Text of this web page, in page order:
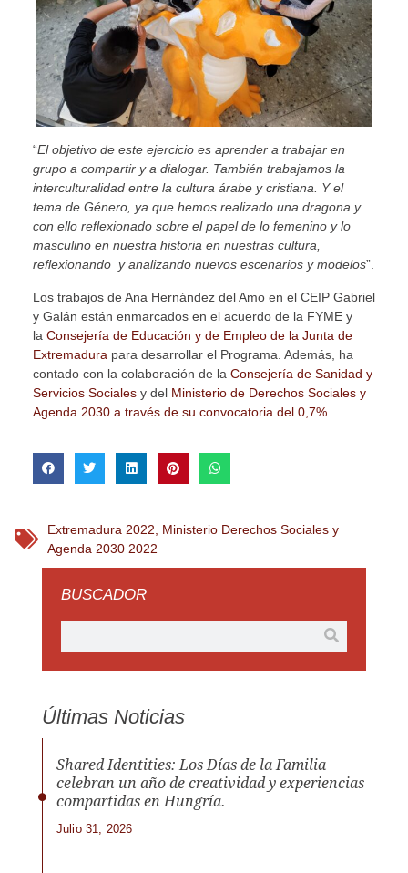
“El objetivo de este ejercicio es aprender a trabajar en
grupo a compartir y adialogar. También trabajamos la
interculturalidad entre la cultura árabe y cristiana. Y el
tema de Género, ya que hemos realizado una dragona y
con ello reflexionado sobre el papel de lo femenino y lo
masculino en nuestra historia en nuestras cultura,
reflexionando y analizando nuevos escenarios y modelos”.
Los trabajos de Ana Hernández del Amo en el CEIP Gabriel
y Galán están enmarcados en el acuerdo de la FYME y
la Consejería de Educación y de Empleo de la Junta de
Extremadura para desarrollar el Programa. Además, ha
contado con la colaboración de la Consejería de Sanidad y
Servicios Socialesy del Ministerio de Derechos Sociales y
Agenda 2030 a través de su convocatoria del 0,7%.
Extremadura 2022
Ministerio Derechos Sociales y
Agenda 2030 2022
BUSCADOR
Últimas Noticias
Shared Identities: Los Días de la Familia
celebran un año de creatividad y experiencias
compartidas en Hungría.
Julio 31, 2026